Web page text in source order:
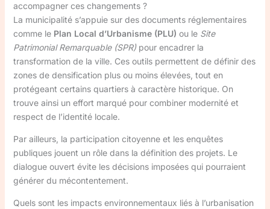
accompagner ces changements ?
La municipalité s’appuie sur des documents réglementaires
comme le Plan Local d’Urbanisme (PLU) ou le Site
Patrimonial Remarquable (SPR)pour encadrer la
transformation de la ville. Ces outils permettent de définir des
zones de densification plus ou moins élevées, tout en
protégeant certains quartiers à caractère historique. On
trouve ainsi un effort marqué pour combiner modernité et
respect de l’identité locale.
Par ailleurs, la participation citoyenne et les enquêtes
publiques jouent un rôle dans la définition des projets. Le
dialogue ouvert évite les décisions imposées qui pourraient
générer du mécontentement.
Quels sont les impacts environnementaux liés à l’urbanisation